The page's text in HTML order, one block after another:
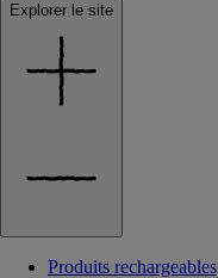
Explorer le site
Produits rechargeables